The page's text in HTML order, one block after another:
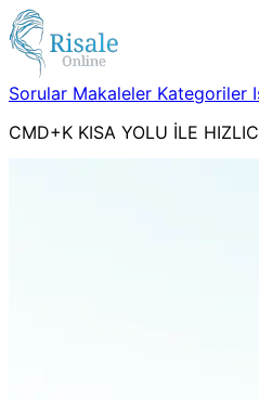
Sorular Makaleler Kategoriler
CMD+K KISA YOLU İLE